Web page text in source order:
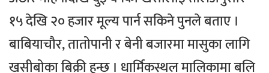
१५ देखि २० हजार मूल्य पार्न सकिने पुनले बताए ।
बाबियाचौर, तातोपानी र बेनी बजारमा मासुका लागि
खसीबोका बिक्री हुन्छ । धार्मिकस्थल मालिकामा बलि